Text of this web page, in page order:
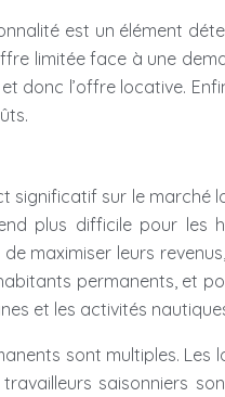
est un élément
limitée face à une
donc l’offre locative.
sur le marché
plus difficile pour
maximiser leurs
permanents, et
et les activités
sont multiples.
saisonniers